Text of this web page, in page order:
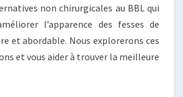
non chirurgicales au BBL qui
l’apparence des fesses de
et abordable. Nous explorerons ces
et vous aider à trouver la meilleure